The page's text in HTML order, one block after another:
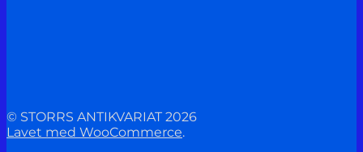
© STORRS ANTIKVARIAT 2026
Lavet med WooCommerce.